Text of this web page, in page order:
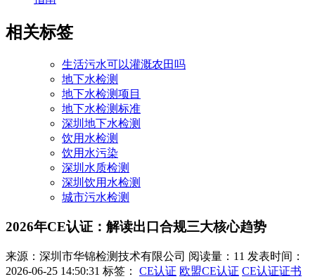
相关标签
生活污水可以灌溉农田吗
地下水检测
地下水检测项目
地下水检测标准
深圳地下水检测
饮用水检测
饮用水污染
深圳水质检测
深圳饮用水检测
城市污水检测
2026年CE认证：解读出口合规三大核心趋势
来源：深圳市华锦检测技术有限公司 阅读量：11 发表时间：
2026-06-25 14:50:31 标签： CE认证 欧盟CE认证 CE认证证书